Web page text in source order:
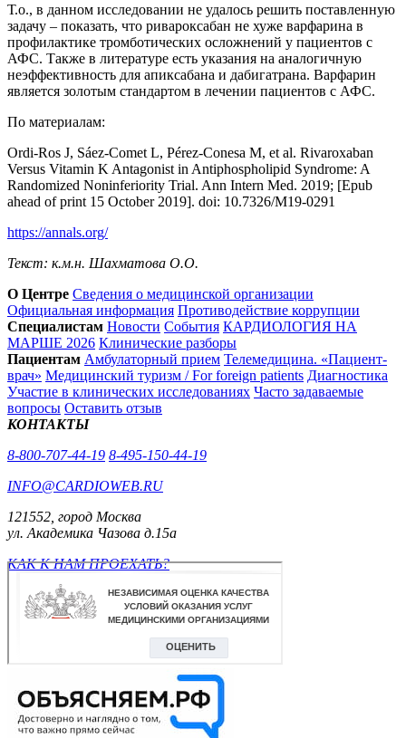
Т.о., в данном исследовании не удалось решить поставленную
задачу – показать, что ривароксабан не хуже варфарина в
профилактике тромботических осложнений у пациентов с
АФС. Также в литературе есть указания на аналогичную
неэффективность для апиксабана и дабигатрана. Варфарин
является золотым стандартом в лечении пациентов с АФС.
По материалам:
Ordi-Ros J, Sáez-Comet L, Pérez-Conesa M, et al. Rivaroxaban
Versus Vitamin K Antagonist in Antiphospholipid Syndrome: A
Randomized Noninferiority Trial. Ann Intern Med. 2019; [Epub
ahead of print 15 October 2019]. doi: 10.7326/M19-0291
https://annals.org/
Текст: к.м.н. Шахматова О.О.
О Центре Сведения о медицинской организации
Официальная информация Противодействие коррупции
Специалистам Новости События КАРДИОЛОГИЯ НА
МАРШЕ 2026 Клинические разборы
Пациентам Амбулаторный прием Телемедицина. «Пациент-
врач» Медицинский туризм / For foreign patients Диагностика
Участие в клинических исследованиях Часто задаваемые
вопросы Оставить отзыв
КОНТАКТЫ
8-800-707-44-19 8-495-150-44-19
INFO@CARDIOWEB.RU
121552, город Москва
ул. Академика Чазова д.15а
КАК К НАМ ПРОЕХАТЬ?